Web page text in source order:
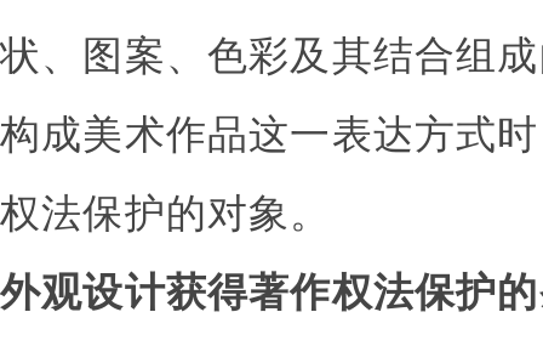
状、图案、色彩及其结合组
构成美术作品这一表达方式
权法保护的对象。
外观设计获得著作权法保护